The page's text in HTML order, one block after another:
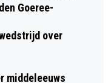
Goeree-
over
middeleeuws